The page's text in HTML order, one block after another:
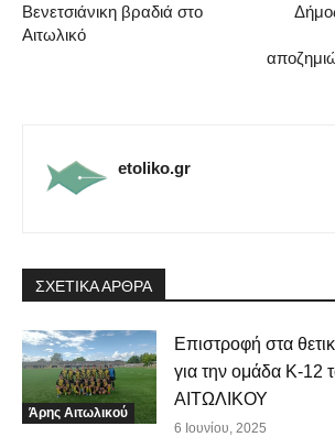
Βενετσιάνικη βραδιά στο
Αιτωλικό
etoliko.gr
ΣΧΕΤΙΚΑ ΑΡΘΡΑ
Άρης Αιτωλικού
Επιστροφή στα
για την ομάδα Κ-12
ΑΙΤΩΛΙΚΟΥ
6 Ιουνίου, 2025